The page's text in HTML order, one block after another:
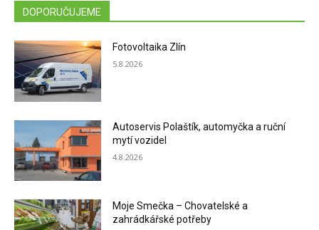
DOPORUČUJEME
Fotovoltaika Zlín
5.8.2026
Autoservis Polaštík, automyčka a ruční
mytí vozidel
4.8.2026
Moje Smečka – Chovatelské a
zahrádkářské potřeby